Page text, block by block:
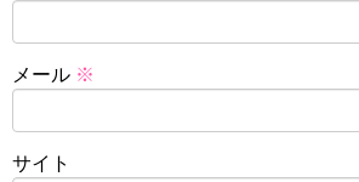
メール ※
サイト